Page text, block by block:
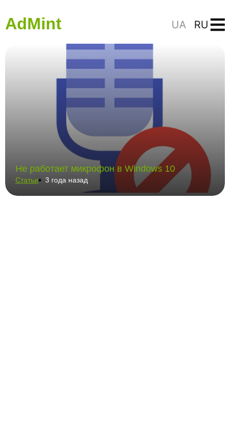
AdMint UA RU
Не работает микрофон в Windows 10
Статьи 3 года назад